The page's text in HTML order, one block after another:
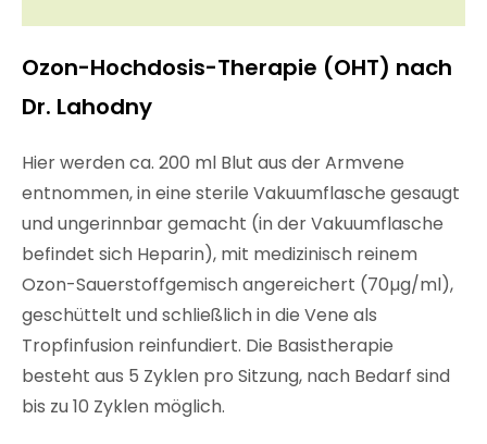
Ozon-Hochdosis-Therapie (OHT) nach
Dr. Lahodny
Hier werden ca. 200 ml Blut aus der Armvene
entnommen, in eine sterile Vakuumflasche gesaugt
und ungerinnbar gemacht (in der Vakuumflasche
befindet sich Heparin), mit medizinisch reinem
Ozon-Sauerstoffgemisch angereichert (70µg/ml),
geschüttelt und schließlichin die Vene als
Tropfinfusion reinfundiert. Die Basistherapie
besteht aus 5 Zyklen pro Sitzung, nach Bedarf sind
bis zu 10 Zyklen möglich.